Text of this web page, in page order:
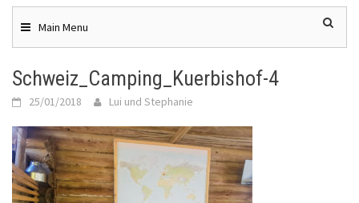
content Main Menu
Schweiz_Camping_Kuerbishof-4
25/01/2018 Lui und Stephanie